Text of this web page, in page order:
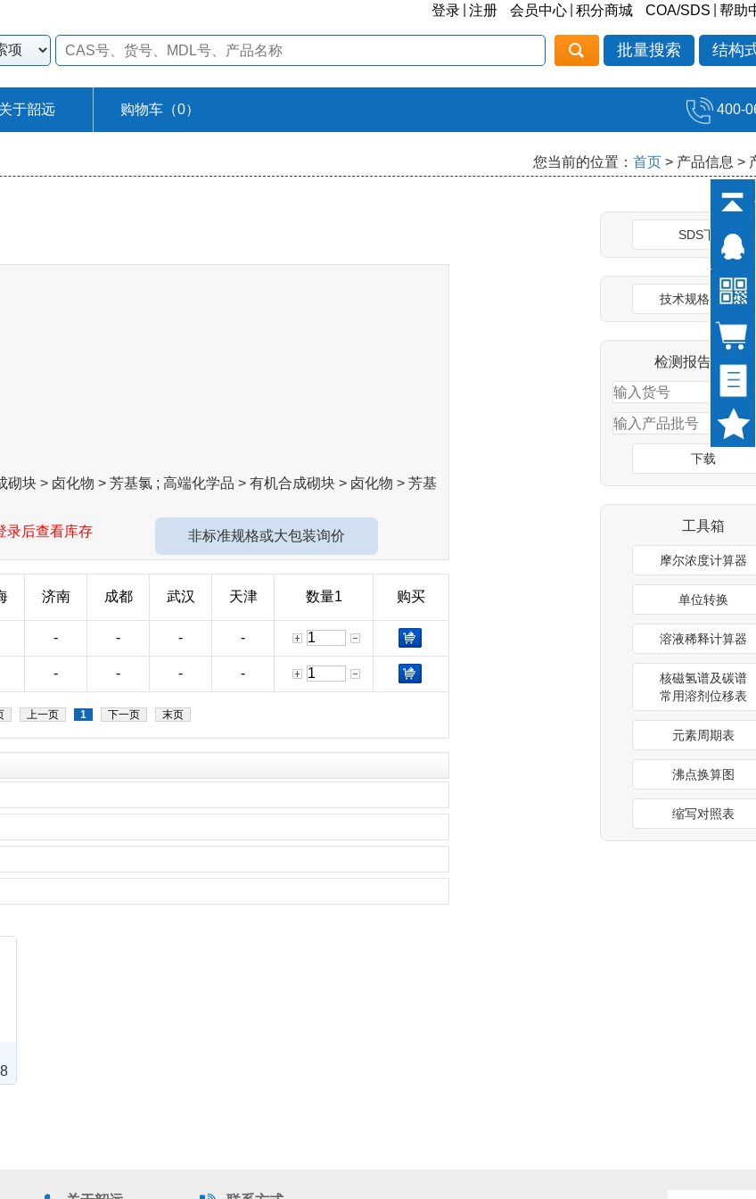
登录 注册 会员中心 积分商城 COA/SDS 帮助
批量搜索 结构
关于韶远 购物车（0） 400-
您当前的位置： 首页 > 产品信息 >
块 > 卤化物 > 芳基氯 ; 高端化学品 > 有机合成砌块 > 卤化物 > 芳基
录后查看库存 非标准规格或大包装询价
济南 成都 武汉 天津 数量1 购买
- - - -
- - - -
上一页 1 下一页 末页
SDS下载
技术规格说明书
检测报告(COA)
下载
工具箱
摩尔浓度计算器
单位转换
溶液稀释计算器
核磁氢谱及碳谱
常用溶剂位移表
元素周期表
沸点换算图
缩写对照表